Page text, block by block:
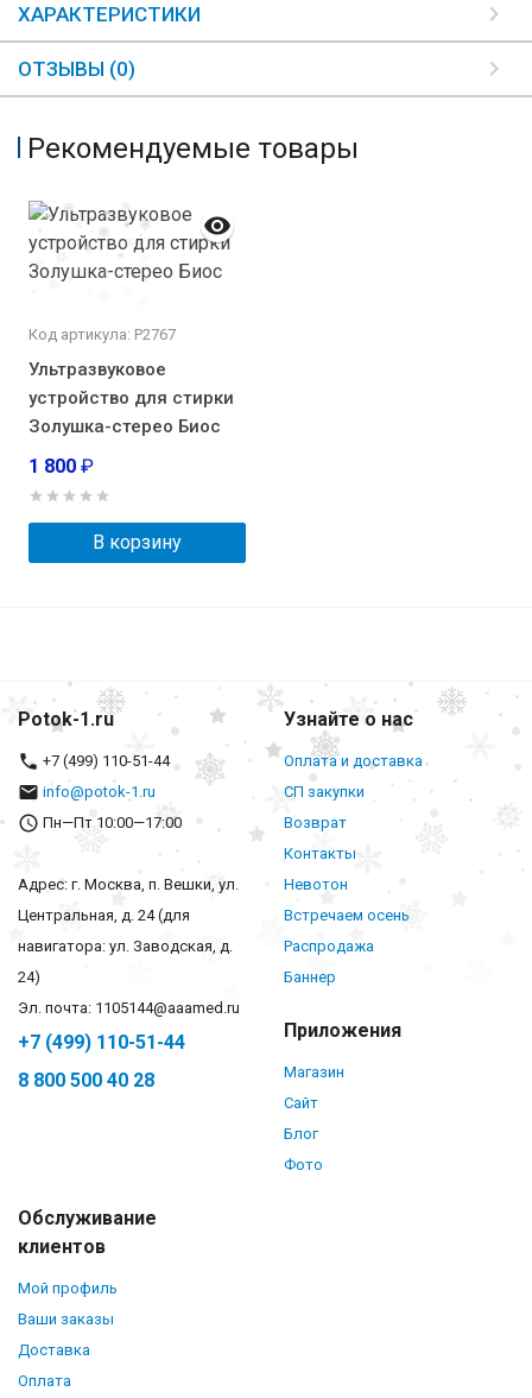
ХАРАКТЕРИСТИКИ
ОТЗЫВЫ (0)
Рекомендуемые товары
Код артикула: Р2767
Ультразвуковое
устройство для стирки
Золушка-стерео Биос
1 800 ₽
В корзину
Potok-1.ru
+7 (499) 110-51-44
info@potok-1.ru
Пн—Пт 10:00—17:00
Адрес: г. Москва, п. Вешки, ул.
Центральная, д. 24 (для
навигатора: ул. Заводская, д.
24)
Эл. почта: 1105144@aaamed.ru
+7 (499) 110-51-44
8 800 500 40 28
Узнайте о нас
Оплата и доставка
СП закупки
Возврат
Контакты
Невотон
Встречаем осень
Распродажа
Баннер
Приложения
Магазин
Сайт
Блог
Фото
Обслуживание
клиентов
Мой профиль
Ваши заказы
Доставка
Оплата